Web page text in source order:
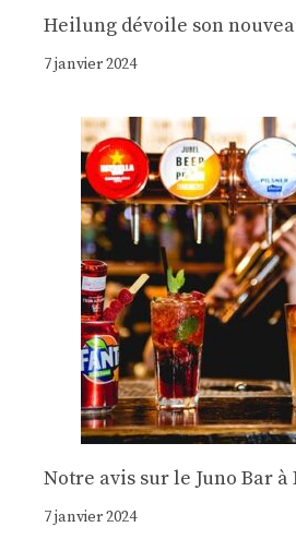
Heilung dévoile son
7 janvier 2024
Notre avis sur le Juno Bar
7 janvier 2024